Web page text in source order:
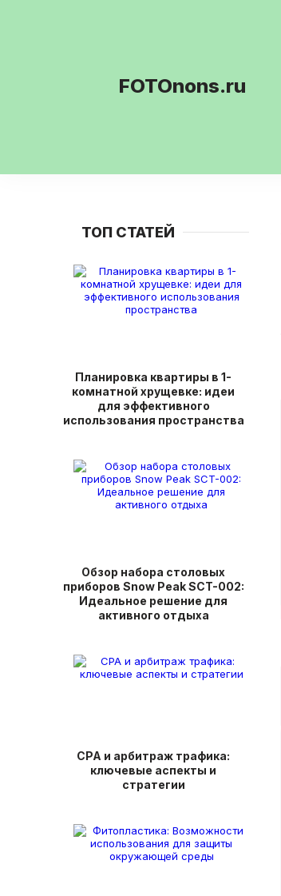
FOTOnons.ru
ТОП СТАТЕЙ
Планировка квартиры в 1-
комнатной хрущевке: идеи
для эффективного
использования пространства
Обзор набора столовых
приборов Snow Peak SCT-002:
Идеальное решение для
активного отдыха
СРА и арбитраж трафика:
ключевые аспекты и
стратегии